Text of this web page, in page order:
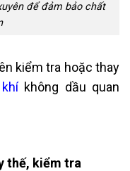
để đảm bảo chất
kiểm tra hoặc thay
không dầu quan
thế, kiểm tra